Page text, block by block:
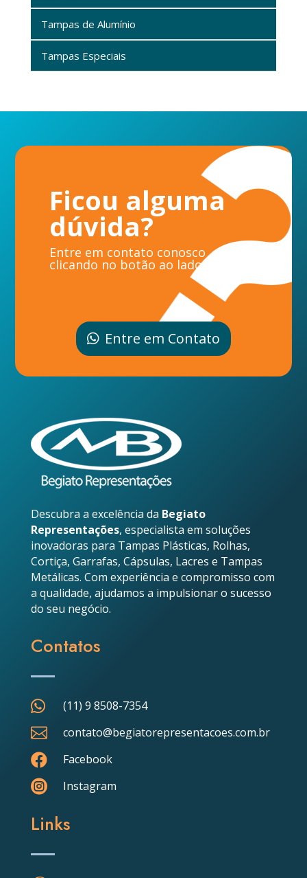
Tampas de Alumínio
Tampas Especiais
Ficou alguma
dúvida?
Entre em contato conosco
clicando no botão ao lado.
Entre em Contato
Descubra a excelência da Begiato
Representações, especialista em soluções
inovadoras para Tampas Plásticas, Rolhas,
Cortiça, Garrafas, Cápsulas, Lacres e Tampas
Metálicas. Com experiência e compromisso com
a qualidade, ajudamos a impulsionar o sucesso
do seu negócio.
Contatos
 (11) 9 8508-7354
 contato@begiatorepresentacoes.com.br
 Facebook
 Instagram
Links